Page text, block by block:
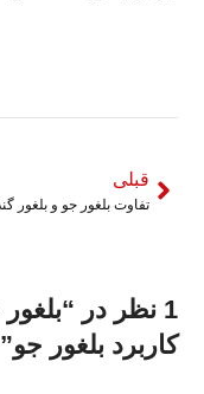
قبلی
1 نظر در “
کاربرد بلغور جو”